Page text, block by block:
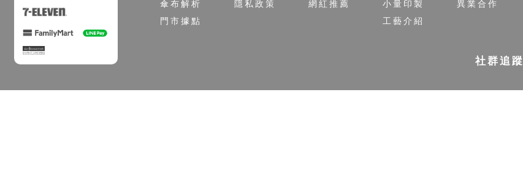
傘布解析
門市據點
隱私政策
網紅推薦
小量印製
工藝介紹
異業合作
社群追蹤